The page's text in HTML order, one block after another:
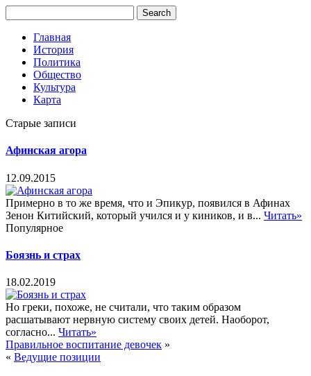
Главная
История
Политика
Общество
Культура
Карта
Старые записи
Афинская агора
12.09.2015
Примерно в то же время, что и Эпикур, появился в Афинах
Зенон Китийский, который учился и у киников, и в... Читать»
Популярное
Боязнь и страх
18.02.2019
Но греки, похоже, не считали, что таким образом
расшатывают нервную систему своих детей. Наоборот,
согласно... Читать»
Правильное воспитание девочек »
« Ведущие позиции